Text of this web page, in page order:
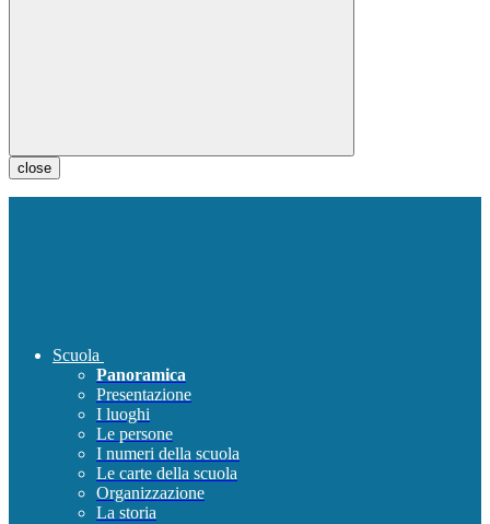
close
Scuola
Panoramica
Presentazione
I luoghi
Le persone
I numeri della scuola
Le carte della scuola
Organizzazione
La storia